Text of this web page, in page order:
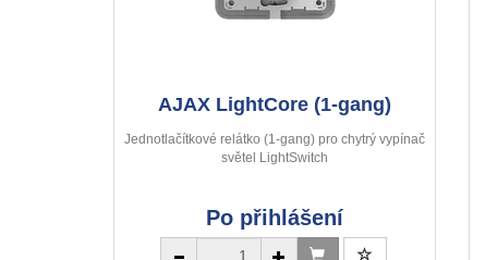
AJAX LightCore (1-gang)
Jednotlačítkové relátko (1-gang) pro chytrý vypínač
světel LightSwitch
Po přihlášení